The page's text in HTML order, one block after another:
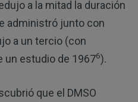
a la mitad la duración
administró junto con
a un tercio (con
un estudio de 19676).
que el DMSO